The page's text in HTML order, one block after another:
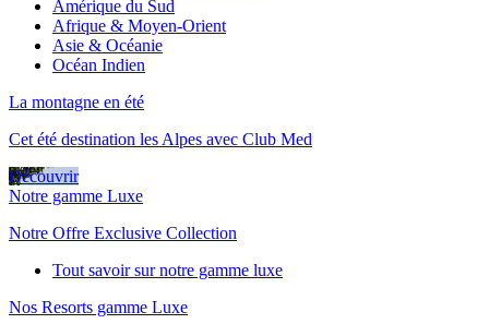
Amérique du Sud
Afrique & Moyen-Orient
Asie & Océanie
Océan Indien
La montagne en été
Cet été destination les Alpes avec Club Med
Découvrir
Notre gamme Luxe
Notre Offre Exclusive Collection
Tout savoir sur notre gamme luxe
Nos Resorts gamme Luxe